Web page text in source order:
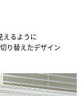
えるように
り替えたデザイン